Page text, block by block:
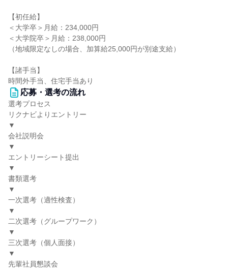
【初任給】
＜大学卒＞月給：234,000円
＜大学院卒＞月給：238,000円
（地域限定なしの場合、加算給25,000円が別途支給）
【諸手当】
時間外手当、住宅手当あり
応募・選考の流れ
選考プロセス
リクナビよりエントリー
▼
会社説明会
▼
エントリーシート提出
▼
書類選考
▼
一次選考（適性検査）
▼
二次選考（グループワーク）
▼
三次選考（個人面接）
▼
先輩社員懇談会